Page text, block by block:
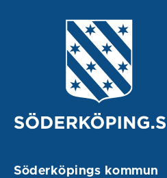
Söderköpings kommun